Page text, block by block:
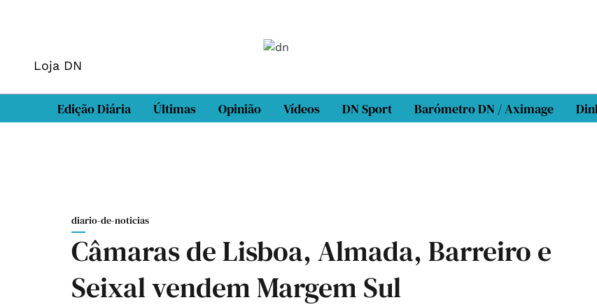
Loja DN
Edição Diária Últimas Opinião Vídeos DN Sport Barómetro DN / Aximage
diario-de-noticias
Câmaras de Lisboa, Almada, Barreiro e
Seixal vendem Margem Sul